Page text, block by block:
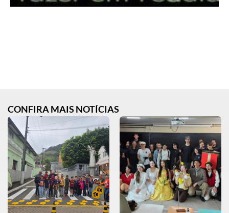
CONFIRA MAIS NOTÍCIAS